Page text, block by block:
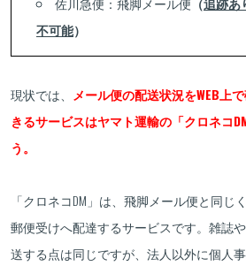
不可能）
現状では、
メール便の配送状況をWEB上
きるサービスはヤマト運輸の「クロネコ
う。
「クロネコDM」は、飛脚メール便と同
郵便受けへ配達するサービスです。雑誌
送する点は同じですが、法人以外に個人